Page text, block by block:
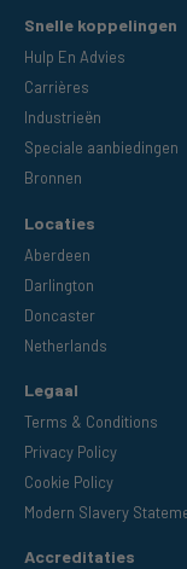
Snelle koppelingen
Hulp En Advies
Carrières
Industrieën
Speciale aanbiedingen
Bronnen
Locaties
Aberdeen
Darlington
Doncaster
Netherlands
Legaal
Terms & Conditions
Privacy Policy
Cookie Policy
Modern Slavery
Accreditaties